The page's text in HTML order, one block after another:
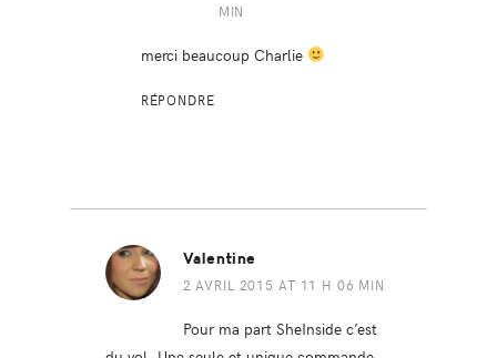
MIN
merci beaucoup Charlie
RÉPONDRE
Valentine
2 AVRIL 2015 AT 11 H 06 MIN
Pour ma part SheInside c’est